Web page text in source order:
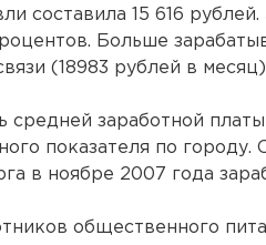
составила 15 616
Больше
(18983 рублей в месяц)
средней заработной
показателя по городу.
в ноябре 2007 года
общественного